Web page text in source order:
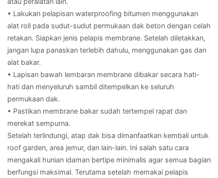
• Lakukan pelapisan waterproofing bitumen menggunakan
alat roll pada sudut-sudut permukaan dak beton dengan celah
retakan. Siapkan jenis pelapis membrane. Setelah diletakkan,
jangan lupa panaskan terlebih dahulu, menggunakan gas dan
alat bakar.
• Lapisan bawah lembaran membrane dibakar secara hati-
hati dan menyeluruh sambil ditempelkan ke seluruh
permukaan dak.
• Pastikan membrane bakar sudah tertempel rapat dan
merekat sempurna.
Setelah terlindungi, atap dak bisa dimanfaatkan kembali untuk
roof garden, area jemur, dan lain-lain. Ini salah satu cara
mengakali hunian idaman bertipe minimalis agar semua bagian
berfungsi maksimal. Terutama setelah memakai pelapis